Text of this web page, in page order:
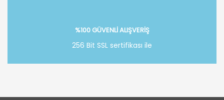
%100 GÜVENLİ ALIŞVERİŞ
256 Bit SSL sertifikası ile